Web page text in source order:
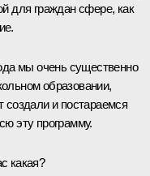
для граждан сфере, как
мы очень существенно
образовании,
создали и постараемся
эту программу.
какая?